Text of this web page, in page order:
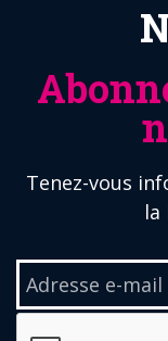
Tenez-vous
la
Adresse e-mail